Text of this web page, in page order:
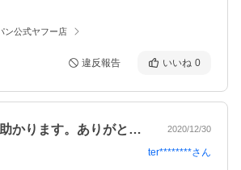
ン公式ヤフー店
違反報告 いいね 0
サイズが豊富で助かります。ありがとうご… 2020/12/30
ter********さん